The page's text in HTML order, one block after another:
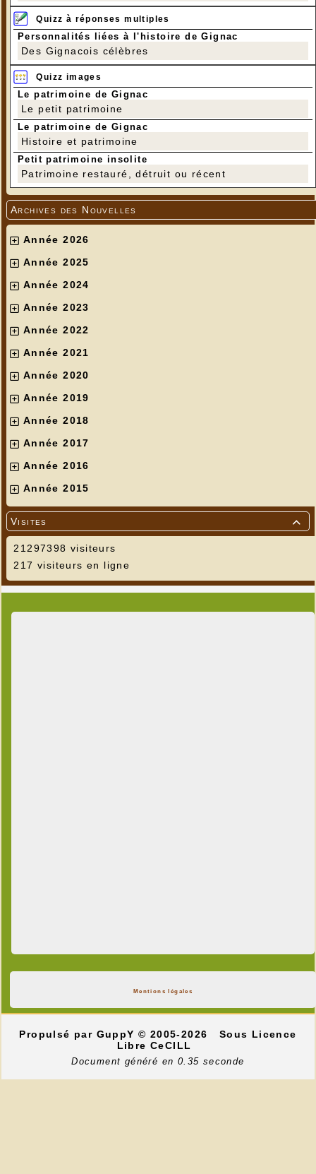
Quizz à réponses multiples
Personnalités liées à l'histoire de Gignac
Des Gignacois célèbres
Quizz images
Le patrimoine de Gignac
Le petit patrimoine
Le patrimoine de Gignac
Histoire et patrimoine
Petit patrimoine insolite
Patrimoine restauré, détruit ou récent
Archives des Nouvelles
Année 2026
Année 2025
Année 2024
Année 2023
Année 2022
Année 2021
Année 2020
Année 2019
Année 2018
Année 2017
Année 2016
Année 2015

Visites
21297398 visiteurs
217 visiteurs en ligne
Mentions légales
Propulsé par GuppY© 2005-2026
Sous Licence
Libre CeCILL
Document généré en 0.35 seconde